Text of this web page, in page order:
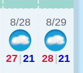
8/28
27 21
8/29
28 21